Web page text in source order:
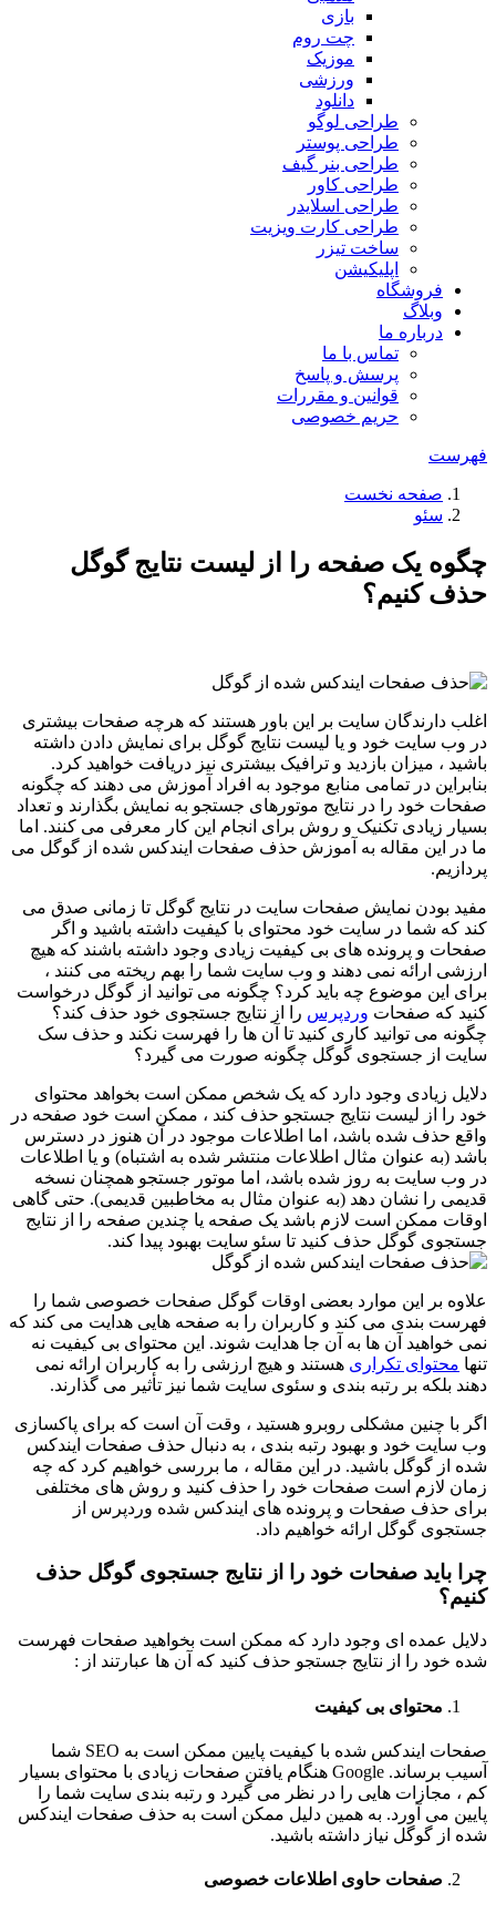
بازی
چت روم
موزیک
ورزشی
دانلود
طراحی لوگو
طراحی پوستر
طراحی بنر گیف
طراحی کاور
طراحی اسلایدر
طراحی کارت ویزیت
ساخت تیزر
اپلیکیشن
فروشگاه
وبلاگ
درباره ما
تماس با ما
پرسش و پاسخ
قوانین و مقررات
حریم خصوصی
فهرست
صفحه نخست
سئو
چگوه یک صفحه را از لیست نتایج گوگل
حذف کنیم؟
اغلب دارندگان سایت بر این باور هستند که هرچه صفحات بیشتری
در وب سایت خود و یا لیست نتایج گوگل برای نمایش دادن داشته
باشید ، میزان بازدید و ترافیک بیشتری نیز دریافت خواهید کرد.
بنابراین در تمامی منابع موجود به افراد آموزش می دهند که چگونه
صفحات خود را در نتایج موتورهای جستجو به نمایش بگذارند و تعداد
بسیار زیادی تکنیک و روش برای انجام این کار معرفی می کنند. اما
ما در این مقاله به آموزش حذف صفحات ایندکس شده از گوگل می
پردازیم.
مفید بودن نمایش صفحات سایت در نتایج گوگل تا زمانی صدق می
کند که شما در سایت خود محتوای با کیفیت داشته باشید و اگر
صفحات و پرونده های بی کیفیت زیادی وجود داشته باشند که هیچ
ارزشی ارائه نمی دهند و وب سایت شما را بهم ریخته می کنند ،
برای این موضوع چه باید کرد؟ چگونه می توانید از گوگل درخواست
کنید که صفحات وردپرس را از نتایج جستجوی خود حذف کند؟
چگونه می توانید کاری کنید تا آن ها را فهرست نکند و حذف سک
سایت از جستجوی گوگل چگونه صورت می گیرد؟
دلایل زیادی وجود دارد که یک شخص ممکن است بخواهد محتوای
خود را از لیست نتایج جستجو حذف کند ، ممکن است خود صفحه در
واقع حذف شده باشد، اما اطلاعات موجود در آن هنوز در دسترس
باشد (به عنوان مثال اطلاعات منتشر شده به اشتباه) و یا اطلاعات
در وب سایت به روز شده باشد، اما موتور جستجو همچنان نسخه
قدیمی را نشان دهد (به عنوان مثال به مخاطبین قدیمی). حتی گاهی
اوقات ممکن است لازم باشد یک صفحه یا چندین صفحه را از نتایج
جستجوی گوگل حذف کنید تا سئو سایت بهبود پیدا کند.
علاوه بر این موارد بعضی اوقات گوگل صفحات خصوصی شما را
فهرست بندی می کند و کاربران را به صفحه هایی هدایت می کند که
نمی خواهید آن ها به آن جا هدایت شوند. این محتوای بی کیفیت نه
تنها محتوای تکراری هستند و هیچ ارزشی را به کاربران ارائه نمی
دهند بلکه بر رتبه بندی و سئوی سایت شما نیز تأثیر می گذارند.
اگر با چنین مشکلی روبرو هستید ، وقت آن است که برای پاکسازی
وب سایت خود و بهبود رتبه بندی ، به دنبال حذف صفحات ایندکس
شده از گوگل باشید. در این مقاله ، ما بررسی خواهیم کرد که چه
زمان لازم است صفحات خود را حذف کنید و روش های مختلفی
برای حذف صفحات و پرونده های ایندکس شده وردپرس از
جستجوی گوگل ارائه خواهیم داد.
چرا باید صفحات خود را از نتایج جستجوی گوگل حذف
کنیم؟
دلایل عمده ای وجود دارد که ممکن است بخواهید صفحات فهرست
شده خود را از نتایج جستجو حذف کنید که آن ها عبارتند از :
محتوای بی کیفیت
صفحات ایندکس شده با کیفیت پایین ممکن است به SEO شما
آسیب برساند. Google هنگام یافتن صفحات زیادی با محتوای بسیار
کم ، مجازات هایی را در نظر می گیرد و رتبه بندی سایت شما را
پایین می آورد. به همین دلیل ممکن است به حذف صفحات ایندکس
شده از گوگل نیاز داشته باشید.
صفحات حاوی اطلاعات خصوصی